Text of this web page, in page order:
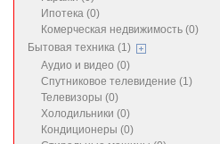
Ипотека (0)
Комерческая недвижимость (0)
Бытовая техника (1)
Аудио и видео (0)
Спутниковое телевидение (1)
Телевизоры (0)
Холодильники (0)
Кондиционеры (0)